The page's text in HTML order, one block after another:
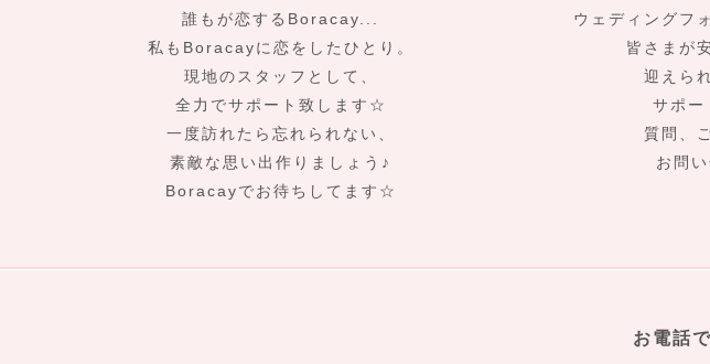
誰もが恋するBoracay...
私もBoracayに恋をしたひとり。
現地のスタッフとして、
全力でサポート致します☆
一度訪れたら忘れられない、
素敵な思い出作りましょう♪
Boracayでお待ちしてます☆
ウェディングフ
皆さまが
迎えら
サポー
質問、
お問
お電話